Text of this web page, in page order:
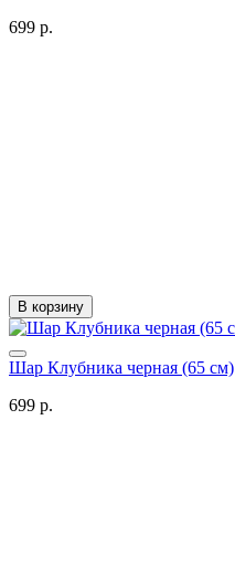
699 р.
В корзину
Шар Клубника черная (65 см)
699 р.